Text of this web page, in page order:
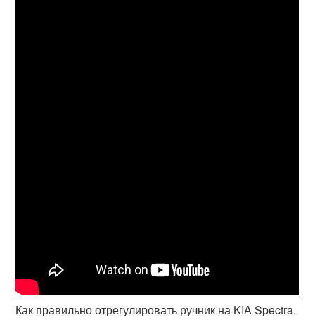
Как правильно отрегулировать ручник на KIA Spectra.